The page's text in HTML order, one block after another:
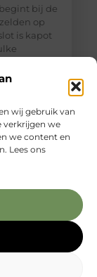
wij gebruik van
verkrijgen we
we content en
Lees ons
bij de
op
is kapot
als je